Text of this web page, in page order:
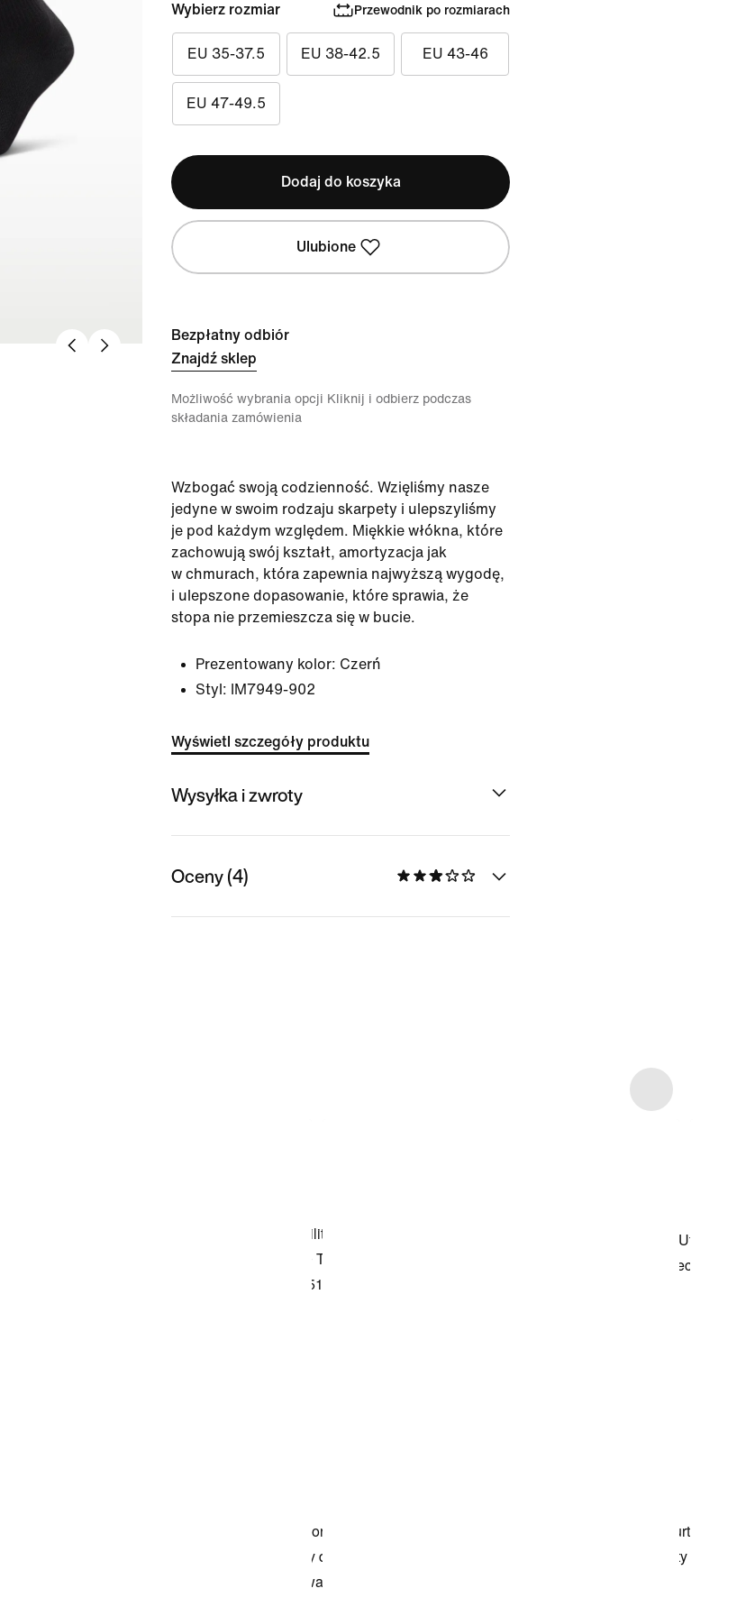
Wybierz rozmiar Przewodnik po rozmiarach
EU 35-37.5 EU 38-42.5 EU 43-46
EU 47-49.5
Dodaj do koszyka
Ulubione
Bezpłatny odbiór
Znajdź sklep
Możliwość wybrania opcji Kliknij i odbierz podczas
składania zamówienia
Wzbogać swoją codzienność. Wzięliśmy nasze
jedyne w swoim rodzaju skarpety i ulepszyliśmy
je pod każdym względem. Miękkie włókna, które
zachowują swój kształt, amortyzacja jak
w chmurach, która zapewnia najwyższą wygodę,
i ulepszone dopasowanie, które sprawia, że
stopa nie przemieszcza się w bucie.
Prezentowany kolor: Czerń
Styl:
IM7949-902
Wyświetl szczegóły produktu
Wysyłka i zwroty
Oceny (4)